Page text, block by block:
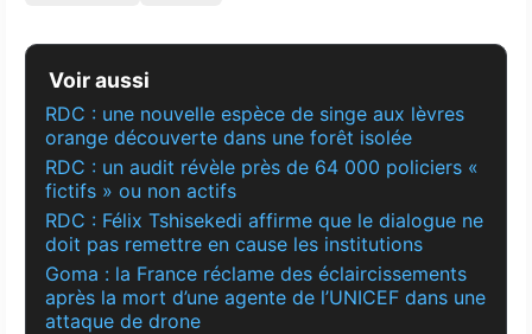
Voir aussi
RDC : une nouvelle espèce de singe aux lèvres
orange découverte dans une forêt isolée
RDC : un audit révèle près de 64 000 policiers «
fictifs » ou non actifs
RDC : Félix Tshisekedi affirme que le dialogue ne
doit pas remettre en cause les institutions
Goma : la France réclame des éclaircissements
après la mort d’une agente de l’UNICEF dans une
attaque de drone